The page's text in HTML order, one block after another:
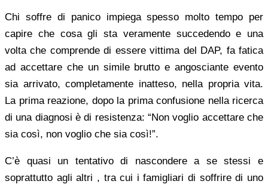
Chi soffre di panico impiega spesso molto tempo per
capire che cosa gli sta veramente succedendo e una
volta che comprende di essere vittima del DAP, fa fatica
ad accettare che un simile brutto e angosciante evento
sia arrivato, completamente inatteso, nella propria vita.
La prima reazione, dopo la prima confusione nella ricerca
di una diagnosi è di resistenza: “Non voglio accettare che
sia così, non voglio che sia così!”.
C’è quasi un tentativo di nascondere a se stessi e
soprattutto agli altri , tra cui i famigliari di soffrire di uno